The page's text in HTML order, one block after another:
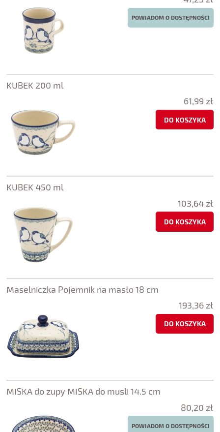
POWIADOM O DOSTĘPNOŚCI
KUBEK 200 ml
61,99 zł
DO KOSZYKA
KUBEK 450 ml
103,64 zł
DO KOSZYKA
Maselniczka Pojemnik na masło 18 cm
193,36 zł
DO KOSZYKA
MISKA do zupy MISKA do musli 14.5 cm
80,20 zł
POWIADOM O DOSTĘPNOŚCI